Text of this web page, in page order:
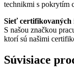
technikmi s pokrytím
Sieť certifikovaných
S našou značkou
ktorí sú našimi
Súvisiace